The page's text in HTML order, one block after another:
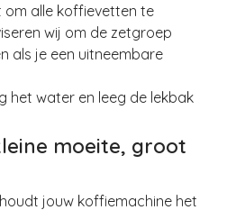
alle koffievetten te
wij om de zetgroep
als je een uitneembare
het water en leeg de lekbak
moeite, groot
jouw koffiemachine het